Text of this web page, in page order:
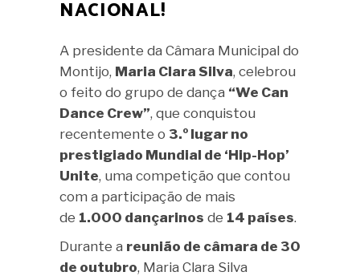
NACIONAL!
A presidente da Câmara Municipal do
Montijo, Maria Clara Silva, celebrou
o feito do grupo de dança “We Can
Dance Crew”, que conquistou
recentemente o 3.º lugar no
prestigiado Mundial de ‘Hip-Hop’
Unite, uma competição que contou
com a participação de mais
de 1.000 dançarinos de 14 países.
Durante a reunião de câmara de 30
de outubro, Maria Clara Silva